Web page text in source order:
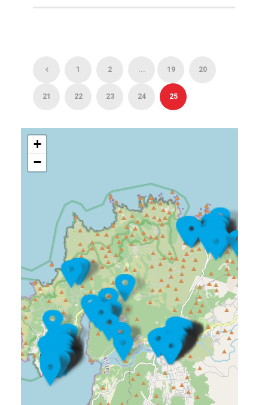
1 2 ... 19 20
21 22 23 24 25
+
−